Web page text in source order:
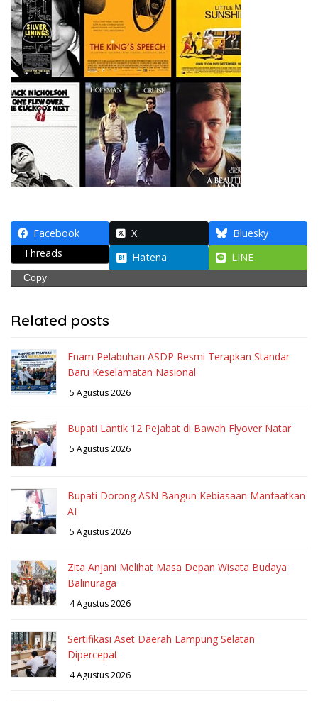
Facebook X
Bluesky
Threads
Hatena LINE
Copy
Related posts
Enam Pelabuhan ASDP Resmi Terapkan Standar
Baru Keselamatan Nasional
5 Agustus 2026
Bupati Lantik 12 Pejabat di Bawah Flyover Natar
5 Agustus 2026
Bupati Dorong ASN Bangun Kebiasaan Manfaatkan
AI
5 Agustus 2026
Zita Anjani Melihat Masa Depan Wisata Budaya
Balinuraga
4 Agustus 2026
Sertifikasi Aset Daerah Lampung Selatan
Dipercepat
4 Agustus 2026